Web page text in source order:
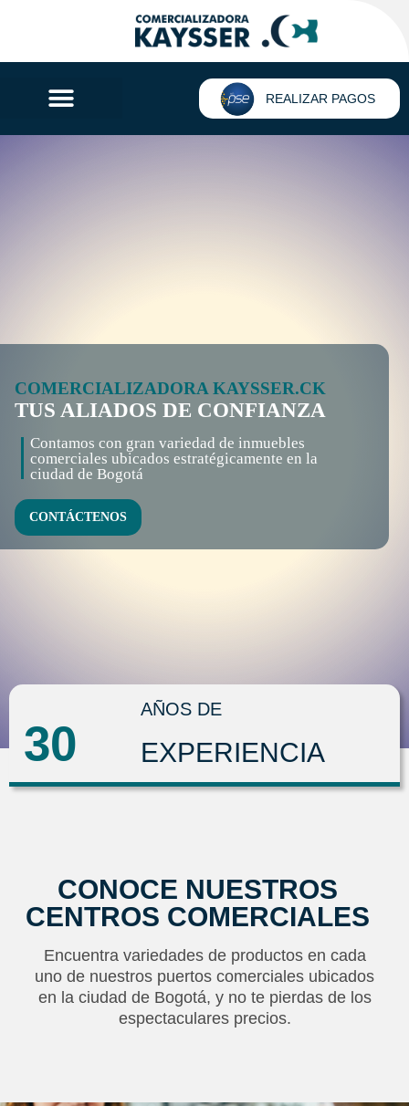
REALIZAR PAGOS
COMERCIALIZADORA KAYSSER.CK
TUS ALIADOS DE CONFIANZA
Contamos con gran variedad de inmuebles
comerciales ubicados estratégicamente en la
ciudad de Bogotá
CONTÁCTENOS
30
AÑOS DE
EXPERIENCIA
CONOCE NUESTROS
CENTROS COMERCIALES
Encuentra variedades de productos en cada
uno de nuestros puertos comerciales ubicados
en la ciudad de Bogotá, y no te pierdas de los
espectaculares precios.